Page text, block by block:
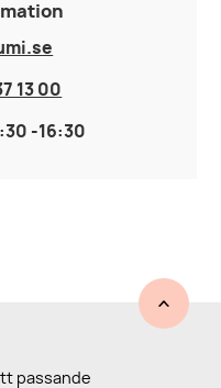
13 00
-16:30
passande